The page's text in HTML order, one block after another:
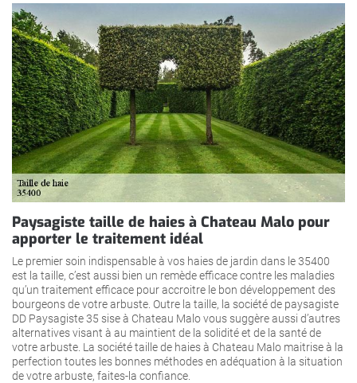
Paysagiste taille de haies à Chateau Malo pour
apporter le traitement idéal
Le premier soin indispensable à vos haies de jardin dans le 35400
est la taille, c’est aussi bien un remède efficace contre les maladies
qu’un traitement efficace pour accroitre le bon développement des
bourgeons de votre arbuste. Outre la taille, la société de paysagiste
DD Paysagiste 35 sise à Chateau Malo vous suggère aussi d’autres
alternatives visant à au maintient de la solidité et de la santé de
votre arbuste. La société taille de haies à Chateau Malo maitrise à la
perfection toutes les bonnes méthodes en adéquation à la situation
de votre arbuste, faites-la confiance.